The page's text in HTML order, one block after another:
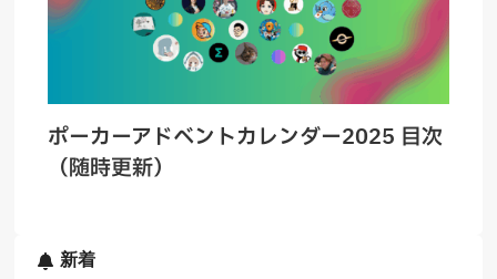
ポーカーアドベントカレンダー2025 目次
（随時更新）
新着